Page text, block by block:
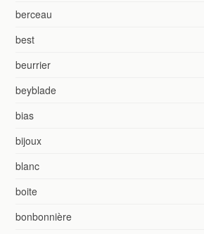
berceau
best
beurrier
beyblade
bias
bijoux
blanc
boite
bonbonnière